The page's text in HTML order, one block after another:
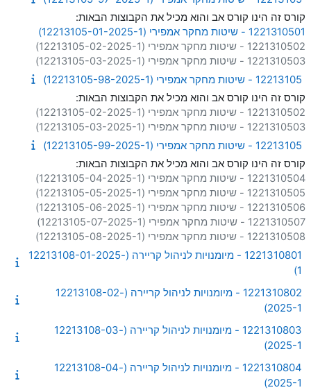
קורס זה הינו קורס אב והוא מכיל את הקבוצות הבאות:
1221310501 - שיטות מחקר אמפירי (12213105-01-2025-1)
1221310502 - שיטות מחקר אמפירי (12213105-02-2025-1)
1221310503 - שיטות מחקר אמפירי (12213105-03-2025-1)
12213105 - שיטות מחקר אמפירי (12213105-98-2025-1)
קורס זה הינו קורס אב והוא מכיל את הקבוצות הבאות:
1221310502 - שיטות מחקר אמפירי (12213105-02-2025-1)
1221310503 - שיטות מחקר אמפירי (12213105-03-2025-1)
12213105 - שיטות מחקר אמפירי (12213105-99-2025-1)
קורס זה הינו קורס אב והוא מכיל את הקבוצות הבאות:
1221310504 - שיטות מחקר אמפירי (12213105-04-2025-1)
1221310505 - שיטות מחקר אמפירי (12213105-05-2025-1)
1221310506 - שיטות מחקר אמפירי (12213105-06-2025-1)
1221310507 - שיטות מחקר אמפירי (12213105-07-2025-1)
1221310508 - שיטות מחקר אמפירי (12213105-08-2025-1)
1221310801 - מיומנויות לניהול קריירה (12213108-01-2025-
1)
1221310802 - מיומנויות לניהול קריירה (12213108-02-
2025-1)
1221310803 - מיומנויות לניהול קריירה (12213108-03-
2025-1)
1221310804 - מיומנויות לניהול קריירה (12213108-04-
2025-1)